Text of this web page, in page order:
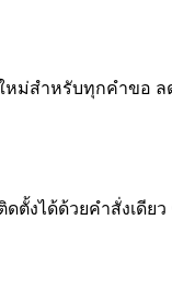
ใหม่สำหรับทุกคำขอ
ดตั้งได้ด้วยคำสั่งเดี